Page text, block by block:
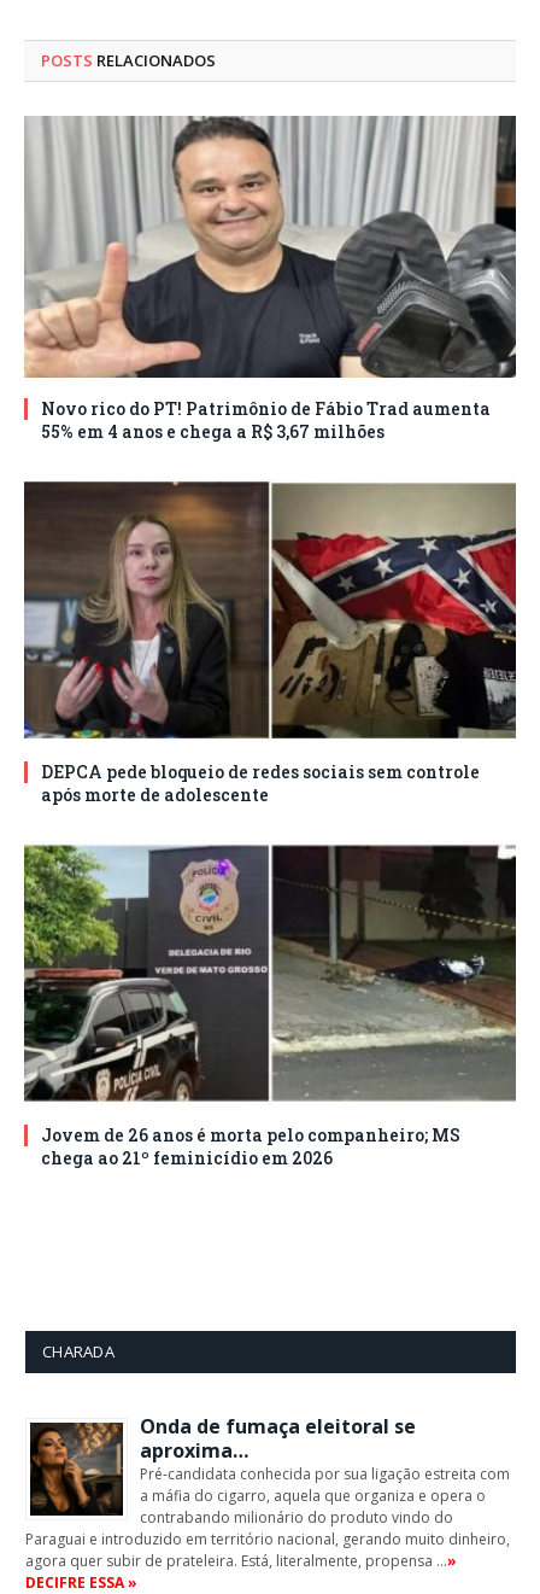
POSTS RELACIONADOS
Novo rico do PT! Patrimônio de Fábio Trad aumenta
55% em 4 anos e chega a R$ 3,67 milhões
DEPCA pede bloqueio de redes sociais sem controle
após morte de adolescente
Jovem de 26 anos é morta pelo companheiro; MS
chega ao 21º feminicídio em 2026
CHARADA
Onda de fumaça eleitoral se
aproxima…
Pré-candidata conhecida por sua ligação estreita com
a máfia do cigarro, aquela que organiza e opera o
contrabando milionário do produto vindo do
Paraguai e introduzido em território nacional, gerando muito dinheiro,
agora quer subir de prateleira. Está, literalmente, propensa …»
DECIFRE ESSA »